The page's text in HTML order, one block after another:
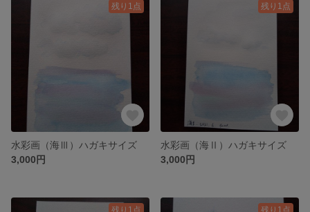
残り1点
水彩画（海Ⅲ）ハガキサイズ
3,000円
残り1点
水彩画（海Ⅱ）ハガキサイズ
3,000円
残り1点 残り1点